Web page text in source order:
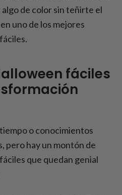
de color sin teñirte el
uno de los mejores
fáciles
o conocimientos
pero hay un montón de
que quedan genial